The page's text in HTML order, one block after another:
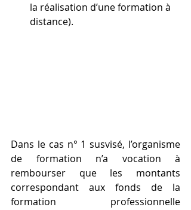
la réalisation d’une formation à
distance).
Dans le cas n° 1 susvisé, l’organisme
de formation n’a vocation à
rembourser que les montants
correspondant aux fonds de la
formation professionnelle